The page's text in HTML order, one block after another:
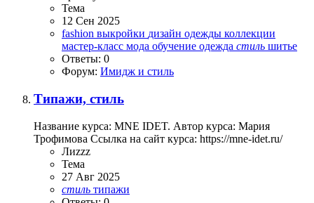
Тема
12 Сен 2025
fashion выкройки дизайн одежды коллекции
мастер-класс мода обучение одежда стиль шитье
Ответы: 0
Форум: Имидж и стиль
Типажи, стиль
Название курса: MNE IDET. Автор курса: Мария
Трофимова Ссылка на сайт курса: https://mne-idet.ru/
Лиzzz
Тема
27 Авг 2025
стиль типажи